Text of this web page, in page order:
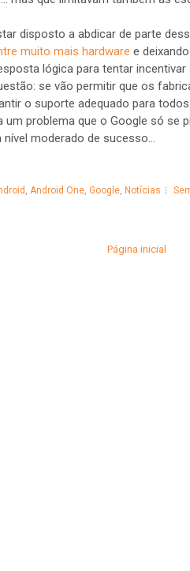
disposto a abdicar de parte
muito mais hardware e
lógica para tentar incentivar
se vão permitir que os
o suporte adequado para
um problema que o Google só se
moderado de sucesso...
, Android One, Google, Notícias
Página inicial